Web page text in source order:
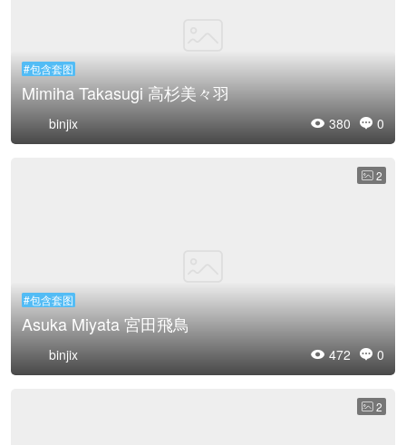
#包含套图
Mimiha Takasugi 高杉美々羽
 380  0
binjix
 2
#包含套图
Asuka Miyata 宮田飛鳥
 472  0
binjix
 2